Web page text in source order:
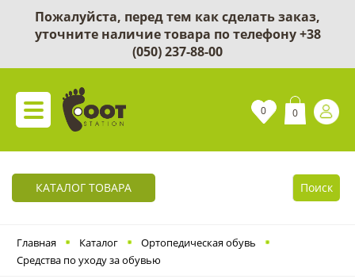
Пожалуйста, перед тем как сделать заказ,
уточните наличие товара по телефону+38
(050) 237-88-00
0 0
КАТАЛОГ ТОВАРА Поиск
Главная Каталог
Ортопедическая обувь
Cредства по уходу за обувью